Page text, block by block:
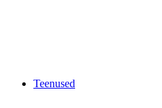
Teenused